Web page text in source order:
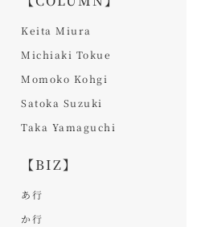
Keita Miura
Michiaki Tokue
Momoko Kohgi
Satoka Suzuki
Taka Yamaguchi
【BIZ】
あ行
か行